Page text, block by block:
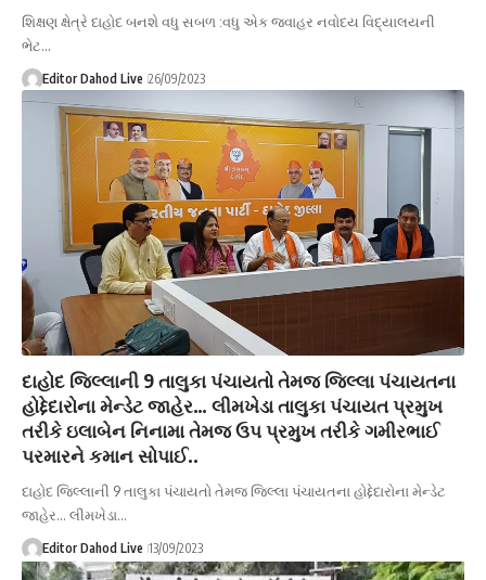
શિક્ષણ ક્ષેત્રે દાહોદ બનશે વધુ સબળ :વધુ એક જવાહર નવોદય વિદ્યાલયની
ભેટ…
Editor Dahod Live 26/09/2023
દાહોદ જિલ્લાની 9 તાલુકા પંચાયતો તેમજ જિલ્લા પંચાયતના
હોદ્દેદારોના મેન્ડેટ જાહેર… લીમખેડા તાલુકા પંચાયત પ્રમુખ
તરીકે ઇલાબેન નિનામા તેમજ ઉપ પ્રમુખ તરીકે ગમીરભાઈ
પરમારને કમાન સોપાઈ..
દાહોદ જિલ્લાની 9 તાલુકા પંચાયતો તેમજ જિલ્લા પંચાયતના હોદ્દેદારોના મેન્ડેટ
જાહેર... લીમખેડા…
Editor Dahod Live 13/09/2023